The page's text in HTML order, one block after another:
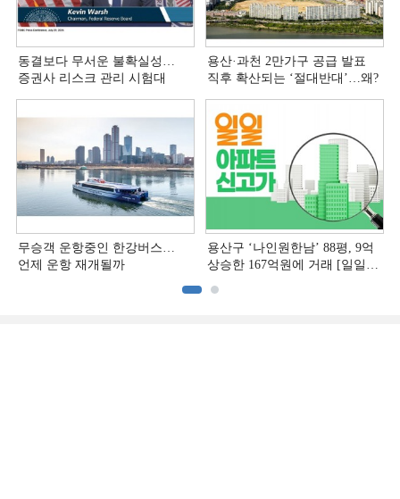
동결보다 무서운 불확실성…
증권사 리스크 관리 시험대
용산·과천 2만가구 공급 발표
직후 확산되는 ‘절대반대’…왜?
무승객 운항중인 한강버스…
언제 운항 재개될까
용산구 ‘나인원한남’ 88평, 9억
상승한 167억원에 거래 [일일